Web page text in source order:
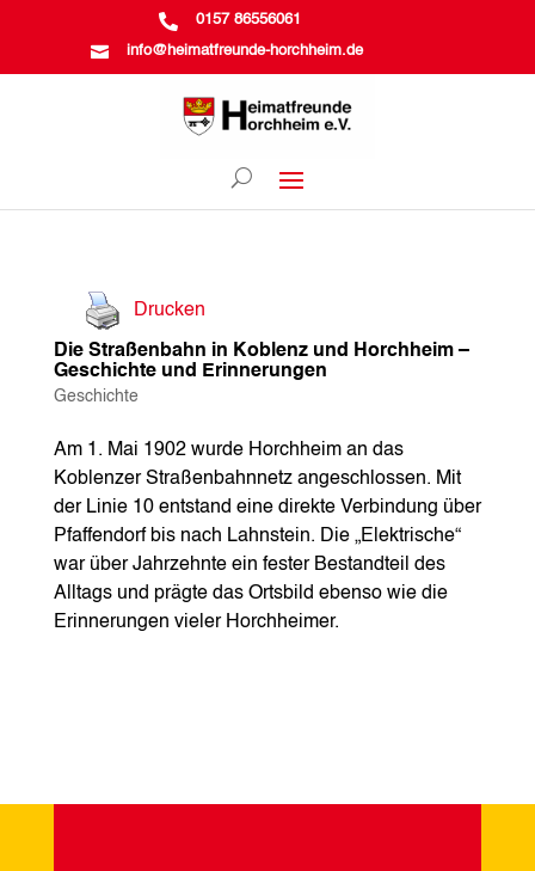
 0157 86556061
 info@heimatfreunde-horchheim.de
Drucken
Die Straßenbahn in Koblenz und Horchheim –
Geschichte und Erinnerungen
Geschichte
Am 1. Mai 1902 wurde Horchheim an das
Koblenzer Straßenbahnnetz angeschlossen. Mit
der Linie 10 entstand eine direkte Verbindung über
Pfaffendorf bis nach Lahnstein. Die „Elektrische“
war über Jahrzehnte ein fester Bestandteil des
Alltags und prägte das Ortsbild ebenso wie die
Erinnerungen vieler Horchheimer.